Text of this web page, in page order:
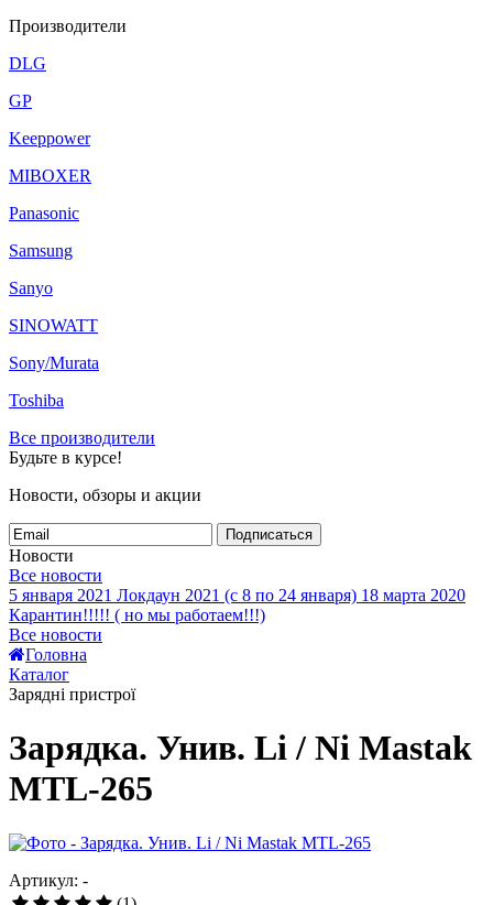
Производители
DLG
GP
Keeppower
MIBOXER
Panasonic
Samsung
Sanyo
SINOWATT
Sony/Murata
Toshiba
Все производители
Будьте в курсе!
Новости, обзоры и акции
Подписаться
Новости
Все новости
5 января 2021 Локдаун 2021 (с 8 по 24 января) 18 марта 2020
Карантин!!!!! ( но мы работаем!!!)
Все новости
Головна
Каталог
Зарядні пристрої
Зарядка. Унив. Li / Ni Mastak
MTL-265
Артикул: -